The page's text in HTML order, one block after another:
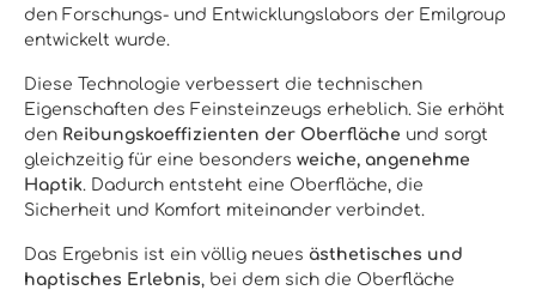
den Forschungs- und Entwicklungslabors der Emilgroup
entwickelt wurde.
Diese Technologie verbessert die technischen
Eigenschaften des Feinsteinzeugs erheblich. Sie erhöht
den Reibungskoeffizienten der Oberfläche und sorgt
gleichzeitig für eine besonders weiche, angenehme
Haptik. Dadurch entsteht eine Oberfläche, die
Sicherheit und Komfort miteinander verbindet.
Das Ergebnis ist ein völlig neues ästhetisches und
haptisches Erlebnis, bei dem sich die Oberfläche